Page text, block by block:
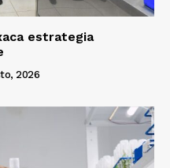
estrategia
2026